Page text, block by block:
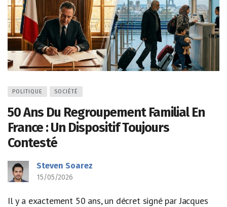
POLITIQUE SOCIÉTÉ
50 Ans Du Regroupement Familial En
France : Un Dispositif Toujours
Contesté
Steven Soarez
15/05/2026
Il y a exactement 50 ans, un décret signé par Jacques